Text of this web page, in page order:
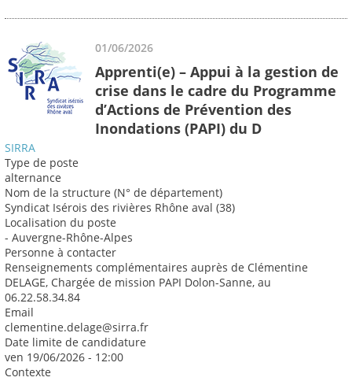
01/06/2026
Apprenti(e) – Appui à la gestion de
crise dans le cadre du Programme
d’Actions de Prévention des
Inondations (PAPI) du D
SIRRA
Type de poste
alternance
Nom de la structure (N° de département)
Syndicat Isérois des rivières Rhône aval (38)
Localisation du poste
- Auvergne-Rhône-Alpes
Personne à contacter
Renseignements complémentaires auprès de Clémentine
DELAGE, Chargée de mission PAPI Dolon-Sanne, au
06.22.58.34.84
Email
clementine.delage@sirra.fr
Date limite de candidature
ven 19/06/2026 - 12:00
Contexte